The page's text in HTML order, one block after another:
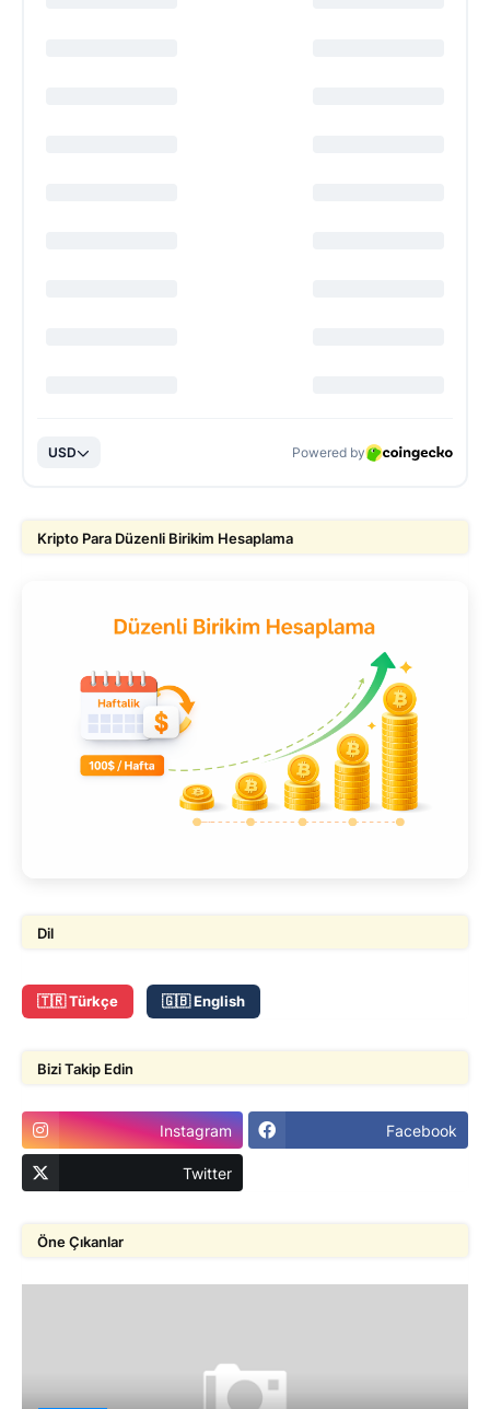
Kripto Para Düzenli Birikim Hesaplama
Dil
🇹🇷 Türkçe 🇬🇧 English
Bizi Takip Edin
Instagram Facebook
Twitter
Öne Çıkanlar